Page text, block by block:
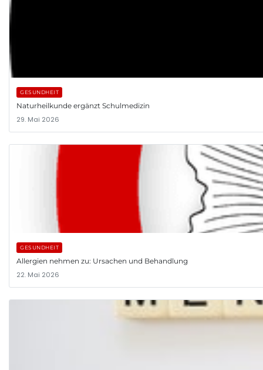
GESUNDHEIT
Naturheilkunde ergänzt Schulmedizin
29. Mai 2026
GESUNDHEIT
Allergien nehmen zu: Ursachen und Behandlung
22. Mai 2026